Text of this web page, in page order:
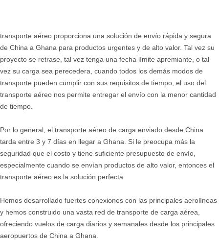
transporte aéreo proporciona una solución de envío rápida y segura
de China a Ghana para productos urgentes y de alto valor. Tal vez su
proyecto se retrase, tal vez tenga una fecha límite apremiante, o tal
vez su carga sea perecedera, cuando todos los demás modos de
transporte pueden cumplir con sus requisitos de tiempo, el uso del
transporte aéreo nos permite entregar el envío con la menor cantidad
de tiempo.
Por lo general, el transporte aéreo de carga enviado desde China
tarda entre 3 y 7 días en llegar a Ghana. Si le preocupa más la
seguridad que el costo y tiene suficiente presupuesto de envío,
especialmente cuando se envían productos de alto valor, entonces el
transporte aéreo es la solución perfecta.
Hemos desarrollado fuertes conexiones con las principales aerolíneas
y hemos construido una vasta red de transporte de carga aérea,
ofreciendo vuelos de carga diarios y semanales desde los principales
aeropuertos de China a Ghana.